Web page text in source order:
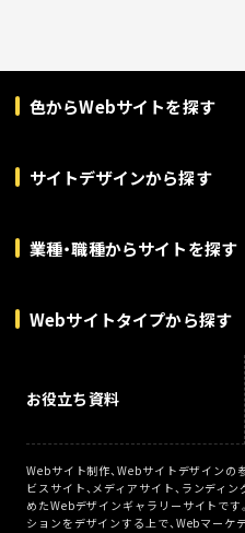
色からWebサイトを探す
サイトデザインから探す
業種・職種からサイトを探す
Webサイトタイプから探す
お役立ち資料
Webサイト制作、Webサイトデザインの
ビスサイト、メディアサイト、ランディ
めたWebデザインギャラリーサイトで
ションをデザインする上で、Webマーケ